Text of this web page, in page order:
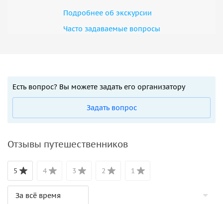
Подробнее об экскурсии
Часто задаваемые вопросы
Есть вопрос? Вы можете задать его организатору
Задать вопрос
Отзывы путешественников
5 4 3 2 1